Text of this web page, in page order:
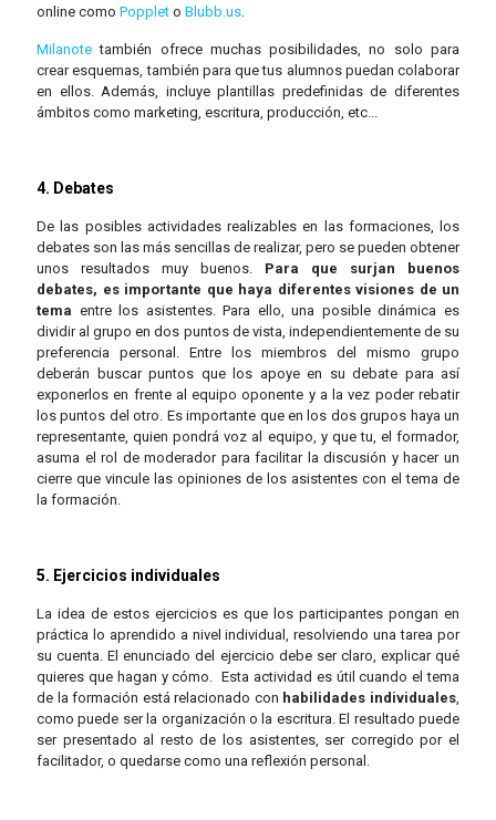
online como Popplet o Blubb.us.
Milanote también ofrece muchas posibilidades, no solo para
crear esquemas, también para que tus alumnos puedan colaborar
en ellos. Además, incluye plantillas predefinidas de diferentes
ámbitos como marketing, escritura, producción, etc...
4. Debates
De las posibles actividades realizables en las formaciones, los
debates son las más sencillas de realizar, pero se pueden obtener
unos resultados muy buenos. Para que surjan buenos
debates, es importante que haya diferentes visiones de un
tema entre los asistentes. Para ello, una posible dinámica es
dividir al grupo en dos puntos de vista, independientemente de su
preferencia personal. Entre los miembros del mismo grupo
deberán buscar puntos que los apoye en su debate para así
exponerlos en frente al equipo oponente y a la vez poder rebatir
los puntos del otro. Es importante que en los dos grupos haya un
representante, quien pondrá voz al equipo, y que tu, el formador,
asuma el rol de moderador para facilitar la discusión y hacer un
cierre que vincule las opiniones de los asistentes con el tema de
la formación.
5. Ejercicios individuales
La idea de estos ejercicios es que los participantes pongan en
práctica lo aprendido a nivel individual, resolviendo una tarea por
su cuenta. El enunciado del ejercicio debe ser claro, explicar qué
quieres que hagan y cómo. Esta actividad es útil cuando el tema
de la formación está relacionado con habilidades individuales,
como puede ser la organización o la escritura. El resultado puede
ser presentado al resto de los asistentes, ser corregido por el
facilitador, o quedarse como una reflexión personal.